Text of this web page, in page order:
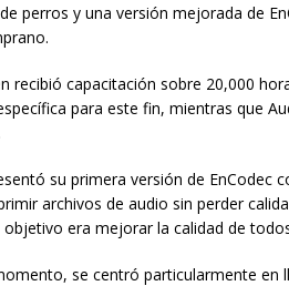
perros y una versión mejorada de
recibió capacitación sobre 20,000
para este fin, mientras que
su primera versión de EnCodec
archivos de audio sin perder
objetivo era mejorar la calidad de
se centró particularmente en